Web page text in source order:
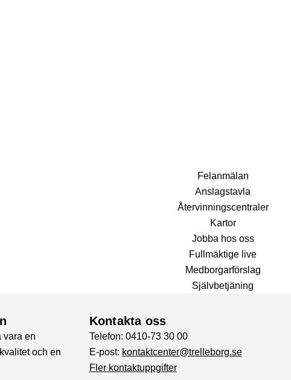
Fel­anmälan
Anslags­tavla
Återvinnings­centraler
Kartor
Jobba hos oss
Fullmäktige live
Medborgarförslag
Självbetjäning
vara en
och en
Kontakta oss
Telefon: 0410-73 30 00
E-post: kontaktcenter@trelleborg.se
Fler kontaktuppgifter